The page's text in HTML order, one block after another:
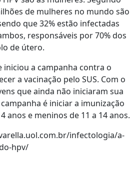
de mulheres no mundo são
que 32% estão infectadas
responsáveis por 70% dos
de útero.
iniciou a campanha contra o
a vacinação pelo SUS. Com o
que ainda não iniciaram sua
é iniciar a imunização
anos e meninos de 11 a 14 anos.
infectologia/a-
hpv/